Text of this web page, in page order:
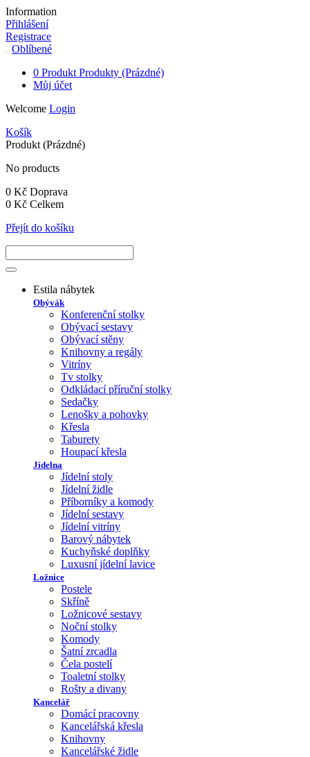
Information
Přihlášení
Registrace
Oblíbené
0 Produkt Produkty (Prázdné)
Můj účet
Welcome Login
Košík
Produkt (Prázdné)
No products
0 Kč Doprava
0 Kč Celkem
Přejít do košíku
Estila nábytek
Obývák
Konferenční stolky
Obývací sestavy
Obývací stěny
Knihovny a regály
Vitríny
Tv stolky
Odkládací příruční stolky
Sedačky
Lenošky a pohovky
Křesla
Taburety
Houpací křesla
Jídelna
Jídelní stoly
Jídelní židle
Příborníky a komody
Jídelní sestavy
Jídelní vitríny
Barový nábytek
Kuchyňské doplňky
Luxusní jídelní lavice
Ložnice
Postele
Skříně
Ložnicové sestavy
Noční stolky
Komody
Šatní zrcadla
Čela postelí
Toaletní stolky
Rošty a divany
Kancelář
Domácí pracovny
Kancelářská křesla
Knihovny
Kancelářské židle